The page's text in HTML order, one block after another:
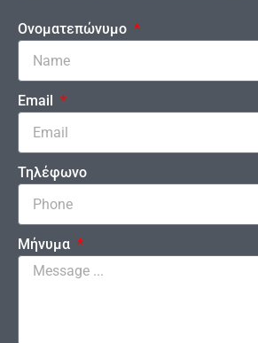
Ονοματεπώνυμο
Email
Τηλέφωνο
Μήνυμα